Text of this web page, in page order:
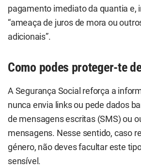
pagamento imediato da quantia e,
“ameaça de juros de mora ou
adicionais”.
Como podes proteger-te
A Segurança Social reforça a
nunca envia links ou pede dados
de mensagens escritas (SMS) ou
mensagens. Nesse sentido, caso
género, não deves facultar este
sensível.